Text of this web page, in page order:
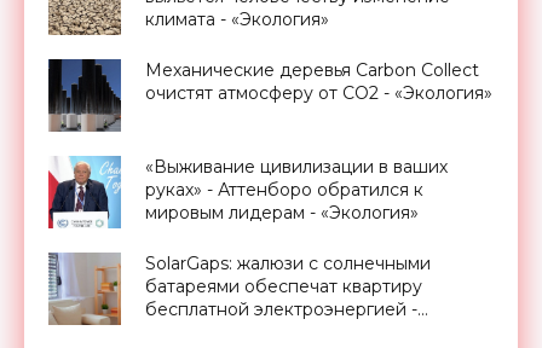
климата - «Экология»
Механические деревья Carbon Collect
очистят атмосферу от CO2 - «Экология»
«Выживание цивилизации в ваших
руках» - Аттенборо обратился к
мировым лидерам - «Экология»
SolarGaps: жалюзи с солнечными
батареями обеспечат квартиру
бесплатной электроэнергией -